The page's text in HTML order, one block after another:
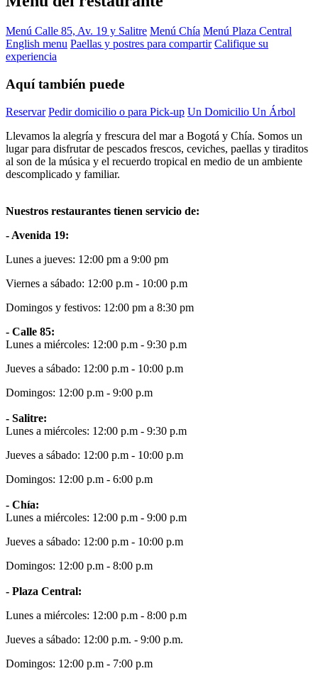
Menú Calle 85, Av. 19 y Salitre Menú Chía Menú Plaza Central
English menu Paellas y postres para compartir Califique su
experiencia
Aquí también puede
Reservar Pedir domicilio o para Pick-up Un Domicilio Un Árbol
Llevamos la alegría y frescura del mar a Bogotá y Chía. Somos un
lugar para disfrutar de pescados frescos, ceviches, paellas y tiraditos
al son de la música y el recuerdo tropical en medio de un ambiente
descomplicado y familiar.
Nuestros restaurantes tienen servicio de:
- Avenida 19:
Lunes a jueves: 12:00 pm a 9:00 pm
Viernes a sábado: 12:00 p.m - 10:00 p.m
Domingos y festivos: 12:00 pm a 8:30 pm
- Calle 85:
Lunes a miércoles: 12:00 p.m - 9:30 p.m
Jueves a sábado: 12:00 p.m - 10:00 p.m
Domingos: 12:00 p.m - 9:00 p.m
- Salitre:
Lunes a miércoles: 12:00 p.m - 9:30 p.m
Jueves a sábado: 12:00 p.m - 10:00 p.m
Domingos: 12:00 p.m - 6:00 p.m
- Chía:
Lunes a miércoles: 12:00 p.m - 9:00 p.m
Jueves a sábado: 12:00 p.m - 10:00 p.m
Domingos: 12:00 p.m - 8:00 p.m
- Plaza Central:
Lunes a miércoles: 12:00 p.m - 8:00 p.m
Jueves a sábado: 12:00 p.m. - 9:00 p.m.
Domingos: 12:00 p.m - 7:00 p.m